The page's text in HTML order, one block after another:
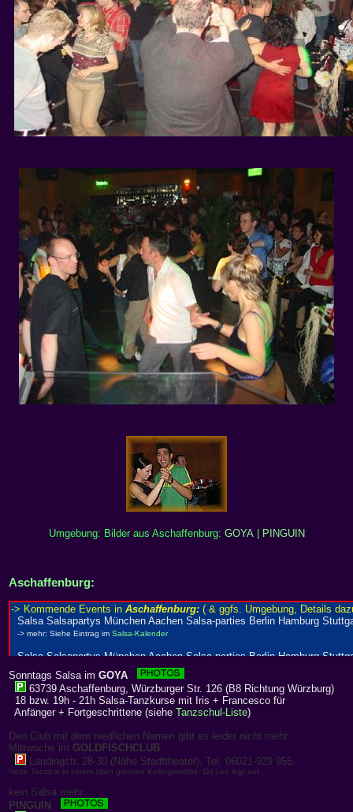
Umgebung: Bilder aus Aschaffenburg: GOYA| PINGUIN
Aschaffenburg:
Sonntags Salsa im GOYA
63739 Aschaffenburg, Würzburger Str. 126 (B8 Richtung Würzburg)
18 bzw. 19h - 21h Salsa-Tanzkurse mit Iris + Francesco für
Anfänger + Fortgeschrittene (siehe Tanzschul-Liste)
Den Club mit dem niedlichen Namen gibt es leider nicht mehr:
Mittwochs im GOLDFISCHCLUB
Landingstr. 28-30 (Nähe Stadttheater), Tel. 06021-929 955.
Nette Tanzbar in einem alten grossen Kellergewölbe. DJ.Leo legt auf.
kein Salsa mehr:
PINGUIN